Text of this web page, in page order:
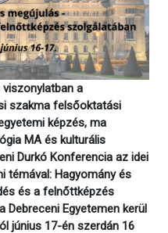
a
szakma felsőoktatási
képzés, ma
MA és kulturális
Durkó Konferencia az idei
témával: Hagyomány és
és a felnőttképzés
Debreceni Egyetemen kerül
június 17-én szerdán 16